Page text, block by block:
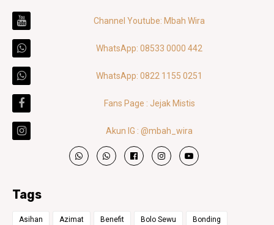
Channel Youtube: Mbah Wira
WhatsApp: 08533 0000 442
WhatsApp: 0822 1155 0251
Fans Page : Jejak Mistis
Akun IG : @mbah_wira
Tags
Asihan Azimat Benefit Bolo Sewu Bonding